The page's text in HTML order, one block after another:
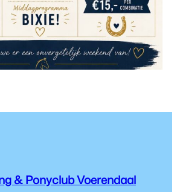
& Ponyclub Voerendaal